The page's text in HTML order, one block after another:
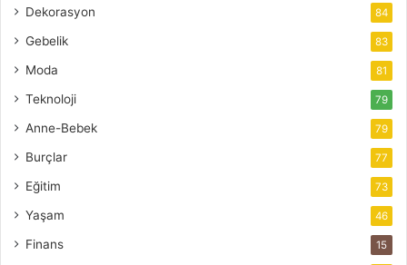
Dekorasyon 84
Gebelik 83
Moda 81
Teknoloji 79
Anne-Bebek 79
Burçlar 77
Eğitim 73
Yaşam 46
Finans 15